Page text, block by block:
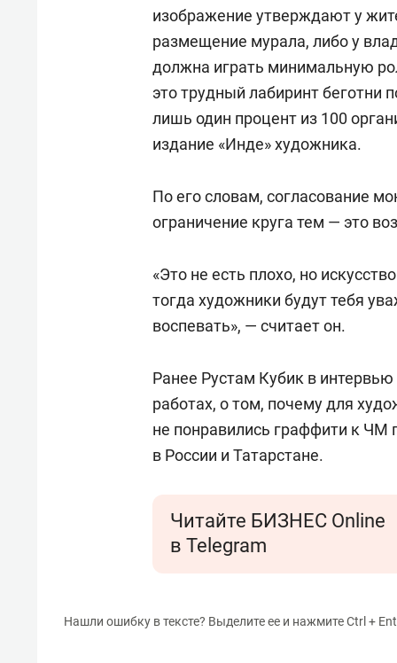
изображение утверждают у
размещение мурала, либо у
должна играть минимальную
это трудный лабиринт беготни
лишь один процент из 100
издание «Инде» художника.
По его словам, согласование
ограничение круга тем — это
«Это не есть плохо, но
тогда художники будут тебя
воспевать», — считает он.
Ранее Рустам Кубик в
работах, о том, почему для
не понравились граффити к ЧМ
в России и Татарстане.
Читайте БИЗНЕС Online
в Telegram
Нашли ошибку в тексте? Выделите ее и нажмите Ctrl +